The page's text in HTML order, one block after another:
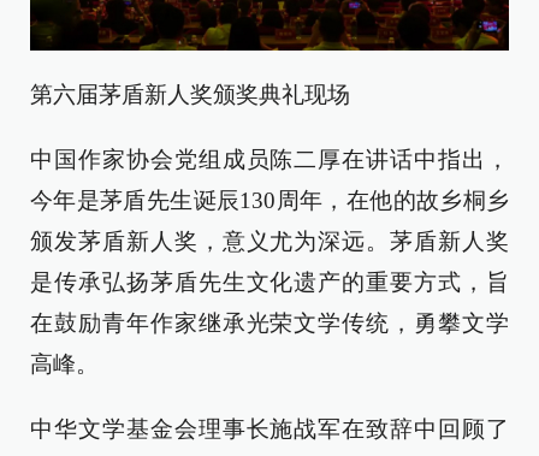
第六届茅盾新人奖颁奖典礼现场
中国作家协会党组成员陈二厚在讲话中指出，
今年是茅盾先生诞辰130周年，在他的故乡桐乡
颁发茅盾新人奖，意义尤为深远。茅盾新人奖
是传承弘扬茅盾先生文化遗产的重要方式，旨
在鼓励青年作家继承光荣文学传统，勇攀文学
高峰。
中华文学基金会理事长施战军在致辞中回顾了